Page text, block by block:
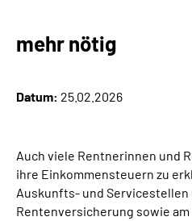
Inhalte in Gebärdensprache
Leichte Sprache
mehr nötig
Datum: 25.02.2026
Auch viele Rentnerinnen und
ihre Einkommensteuern zu
Auskunfts- und Servicestellen
Rentenversicherung sowie